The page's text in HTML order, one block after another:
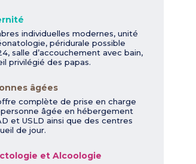
individuelles modernes, unité
péridurale possible
salle d’accouchement avec bain,
privilégié des papas.
âgées
complète de prise en charge
âgée en hébergement
et USLD ainsi que des centres
de jour.
et Alcoologie